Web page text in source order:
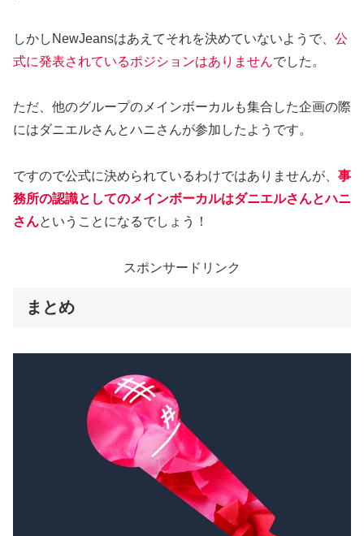
しかしNewJeansはあえてそれを決めていないようで、 公
式に発表されているポジションはありませんでした。
ただ、他のグループのメインボーカルも集合した企画の際
にはダニエルさんとハニさんが参加したようです。
ですので公式に決められているわけではありませんが、 事
務所の認識としてのメインボーカルはダニエルさんとハニ
さんということになるでしょう！
スポンサードリンク
まとめ